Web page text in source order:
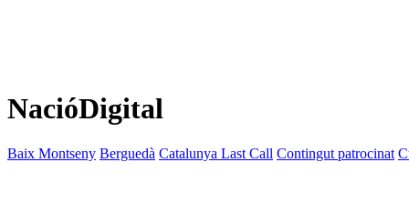
NacióDigital
Baix Montseny Berguedà Catalunya Last Call Contingut patrocinat